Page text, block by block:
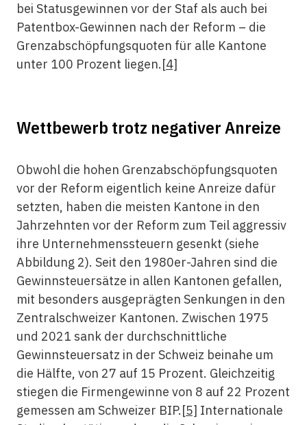
bei Statusgewinnen vor der Staf als auch bei
Patentbox-Gewinnen nach der Reform – die
Grenzabschöpfungsquoten für alle Kantone
unter 100 Prozent liegen.[4]
Wettbewerb trotz negativer Anreize
Obwohl die hohen Grenzabschöpfungsquoten
vor der Reform eigentlich keine Anreize dafür
setzten, haben die meisten Kantone in den
Jahrzehnten vor der Reform zum Teil aggressiv
ihre Unternehmenssteuern gesenkt (siehe
Abbildung 2). Seit den 1980er-Jahren sind die
Gewinnsteuersätze in allen Kantonen gefallen,
mit besonders ausgeprägten Senkungen in den
Zentralschweizer Kantonen. Zwischen 1975
und 2021 sank der durchschnittliche
Gewinnsteuersatz in der Schweiz beinahe um
die Hälfte, von 27 auf 15 Prozent. Gleichzeitig
stiegen die Firmengewinne von 8 auf 22 Prozent
gemessen am Schweizer BIP.[5] Internationale